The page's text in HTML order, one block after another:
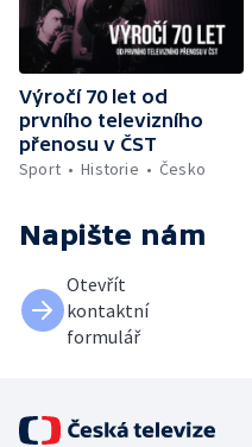
Výročí 70 let od
prvního televizního
přenosu v ČST
Sport
Historie Česko
Napište nám
Otevřít
kontaktní
formulář